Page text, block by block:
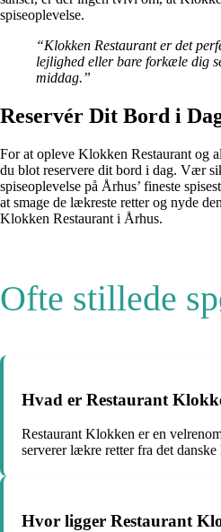
spiseoplevelse.
“Klokken Restaurant er det
lejlighed eller bare forkæle dig
middag.”
Reservér Dit Bord i
For at opleve Klokken Restaurant og
du blot reservere dit bord i dag. Vær
spiseoplevelse på Århus’ fineste
at smage de lækreste retter og nyde
Klokken Restaurant i Århus.
Ofte stillede
Hvad er Restaurant
Restaurant Klokken er en
serverer lækre retter fra det danske
Hvor ligger Restaurant